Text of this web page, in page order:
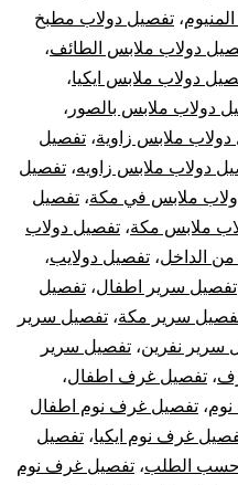
، تفصيل دولاب مطبخ
دولاب ملابس الطائف،
دولاب ملابس ايكيا،
دولاب ملابس بالصور ،
ملابس زاوية، تفصيل
دولاب ملابس زاويه، تفصيل
ملابس في مكة، تفصيل
ملابس مكة، تفصيل دولاب
الداخل، تفصيل دولايب،
تفصيل سرير اطفال، تفصيل
سرير مكة، تفصيل سرير
سرير نفرين، تفصيل سرير
، تفصيل غرف اطفال،
، تفصيل غرف نوم اطفال
غرف نوم ايكيا، تفصيل
الطلب، تفصيل غرف نوم